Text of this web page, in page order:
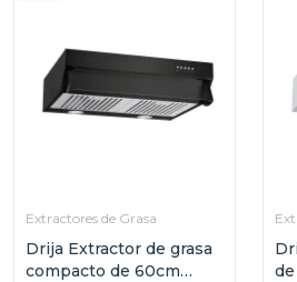
Extractores de Grasa
Drija Extractor de grasa
compacto de 60cm